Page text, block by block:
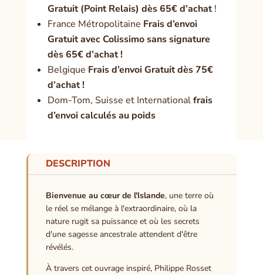
Gratuit (Point Relais) dès 65€ d’achat!
France Métropolitaine Frais d’envoi
Gratuit avec Colissimo sans signature
dès 65€ d’achat !
Belgique Frais d’envoi Gratuit dès 75€
d’achat !
Dom-Tom, Suisse et Internationalfrais
d’envoi calculés au poids
DESCRIPTION
Bienvenue au cœur de l'Islande, une terre où
le réel se mélange à l'extraordinaire, où la
nature rugit sa puissance et où les secrets
d'une sagesse ancestrale attendent d'être
révélés.
À travers cet ouvrage inspiré, Philippe Rosset